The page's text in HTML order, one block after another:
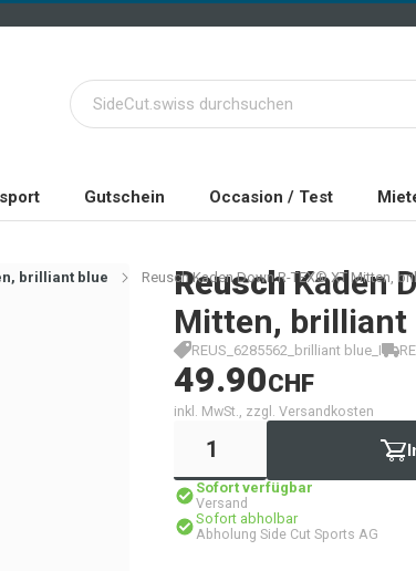
Gutschein Occasion / Test
brilliant blue Reusch Kaden Down R-TEX® XT Mitten,
Reusch Kaden
Mitten, brilliant
REUS_6285562_brilliant blue_I
49.90CHF
inkl. MwSt., zzgl. Versandkosten
Sofort verfügbar
Versand
Sofort abholbar
Abholung Side Cut Sports AG